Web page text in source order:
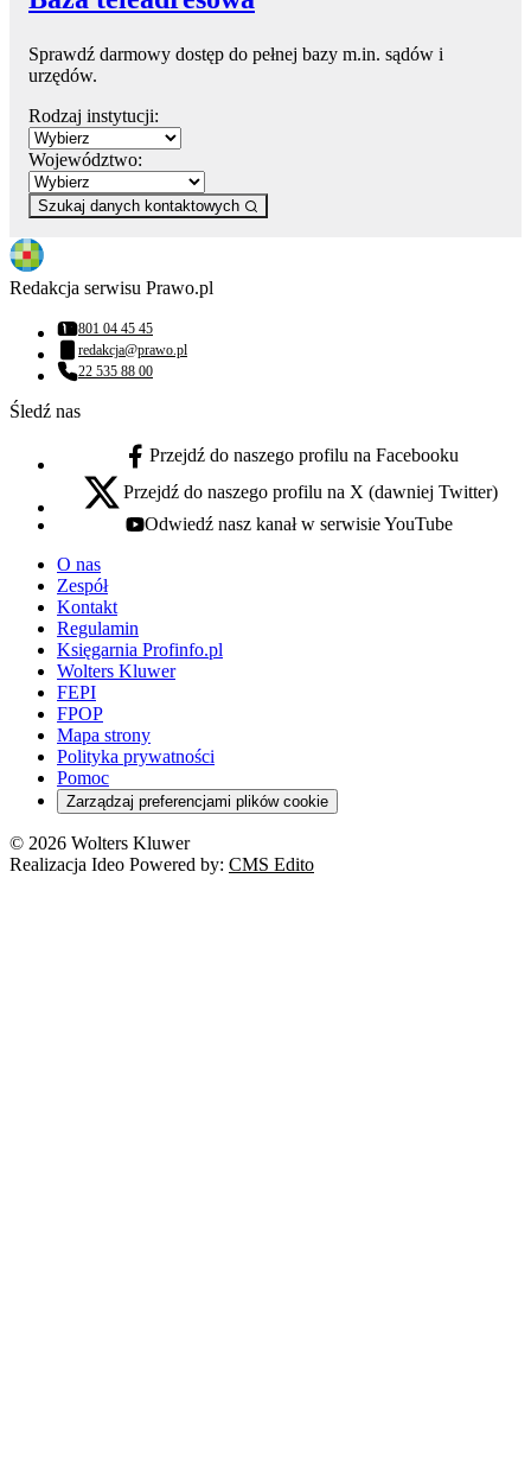
Sprawdź darmowy dostęp do pełnej bazy m.in. sądów i
urzędów.
Rodzaj instytucji:
Województwo:
Szukaj danych kontaktowych
Redakcja serwisu Prawo.pl
Numer telefonu:
801 04 45 45
Adres email:
redakcja@prawo.pl
Numer telefonu:
22 535 88 00
Śledź nas
facebook - otwiera się w nowej karcie
Przejdź do naszego profilu na Facebooku
x - otwiera się w nowej karcie
Przejdź do naszego profilu na X (dawniej Twitter)
youtube - otwiera się w nowej karcie
Odwiedź nasz kanał w serwisie YouTube
O nas
Zespół
Kontakt
Regulamin
Księgarnia Profinfo.pl
Wolters Kluwer
FEPI
FPOP
Mapa strony
Polityka prywatności
Pomoc
Zarządzaj preferencjami plików cookie
© 2026 Wolters Kluwer
Realizacja Ideo Powered by: CMS Edito